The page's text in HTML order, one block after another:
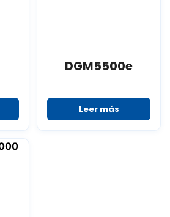
DGM5500e
Leer más